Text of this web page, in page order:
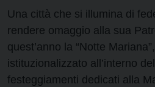
Una città che si illumina di
rendere omaggio alla sua
quest’anno la “Notte
istituzionalizzato all’interno
festeggiamenti dedicati alla